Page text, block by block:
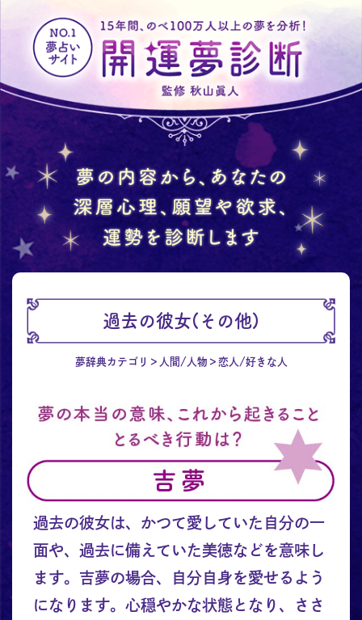
過去の彼女(その他)
夢辞典カテゴリ 人間/人物 恋人/好きな人
過去の彼女は、かつて愛していた自分の一
面や、過去に備えていた美徳などを意味し
ます。吉夢の場合、自分自身を愛せるよう
になります。心穏やかな状態となり、ささ